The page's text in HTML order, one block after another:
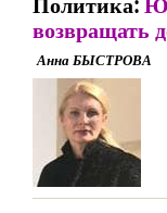
возвращать
Анна БЫСТРОВА